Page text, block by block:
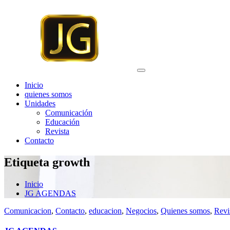
Inicio
quienes somos
Unidades
Comunicación
Educación
Revista
Contacto
Etiqueta growth
Inicio
JG AGENDAS
Comunicacion, Contacto, educacion, Negocios, Quienes somos,